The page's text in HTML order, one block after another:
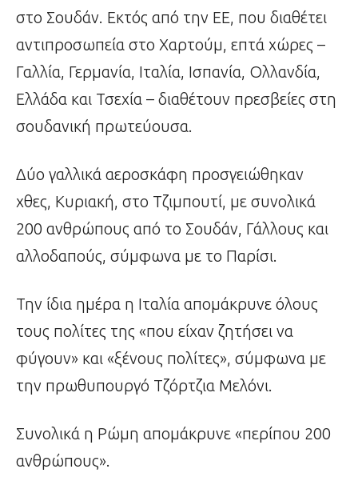
στο Σουδάν. Εκτός από την ΕΕ, που διαθέτει
αντιπροσωπεία στο Χαρτούμ, επτά χώρες –
Γαλλία, Γερμανία, Ιταλία, Ισπανία, Ολλανδία,
Ελλάδα και Τσεχία – διαθέτουν πρεσβείες στη
σουδανική πρωτεύουσα.
Δύο γαλλικά αεροσκάφη προσγειώθηκαν
χθες, Κυριακή, στο Τζιμπουτί, με συνολικά
200 ανθρώπους από το Σουδάν, Γάλλους και
αλλοδαπούς, σύμφωνα με το Παρίσι.
Την ίδια ημέρα η Ιταλία απομάκρυνε όλους
τους πολίτες της «που είχαν ζητήσει να
φύγουν» και «ξένους πολίτες», σύμφωνα με
την πρωθυπουργό Τζόρτζια Μελόνι.
Συνολικά η Ρώμη απομάκρυνε «περίπου 200
ανθρώπους».